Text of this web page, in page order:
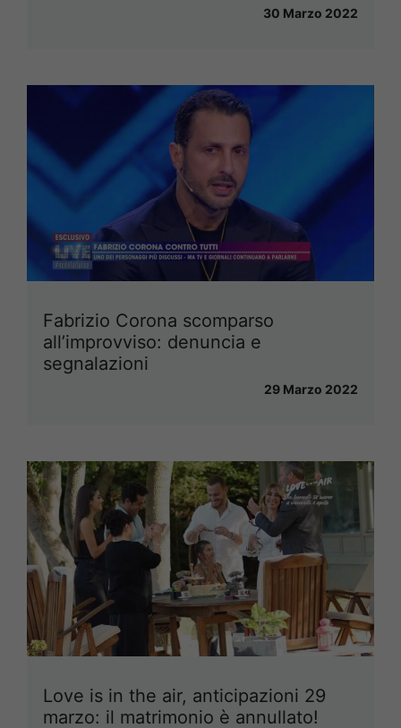
30 Marzo 2022
Fabrizio Corona scomparso
all’improvviso: denuncia e
segnalazioni
29 Marzo 2022
Love is in the air, anticipazioni 29
marzo: il matrimonio è annullato!